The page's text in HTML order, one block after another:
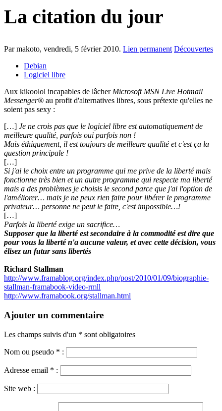
La citation du jour
Par makoto, vendredi, 5 février 2010. Lien permanent Découvertes
Debian
Logiciel libre
Aux kikoolol incapables de lâcher Microsoft MSN Live Hotmail
Messenger® au profit d'alternatives libres, sous prétexte qu'elles ne
soient pas sexy :
[…] Je ne crois pas que le logiciel libre est automatiquement de
meilleure qualité, parfois oui parfois non !
Mais éthiquement, il est toujours de meilleure qualité et c'est ça la
question principale !
[…]
Si j'ai le choix entre un programme qui me prive de la liberté mais
fonctionne très bien et un autre programme qui respecte ma liberté
mais a des problèmes je choisis le second parce que j'ai l'option de
l'améliorer… mais je ne peux rien faire pour libérer le programme
privateur… personne ne peut le faire, c'est impossible…!
[…]
Parfois la liberté exige un sacrifice…
Supposer que la liberté est secondaire à la commodité est dire que
pour vous la liberté n'a aucune valeur, et avec cette décision, vous
élisez un futur sans libertés
Richard Stallman
http://www.framablog.org/index.php/post/2010/01/09/biographie-
stallman-framabook-video-rmll
http://www.framabook.org/stallman.html
Ajouter un commentaire
Les champs suivis d'un * sont obligatoires
Nom ou pseudo * :
Adresse email * :
Site web :